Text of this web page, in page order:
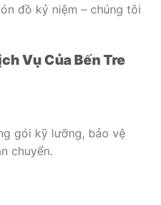
đồ kỷ niệm – chúng tôi
Vụ Của Bến Tre
gói kỹ lưỡng, bảo vệ
chuyển.